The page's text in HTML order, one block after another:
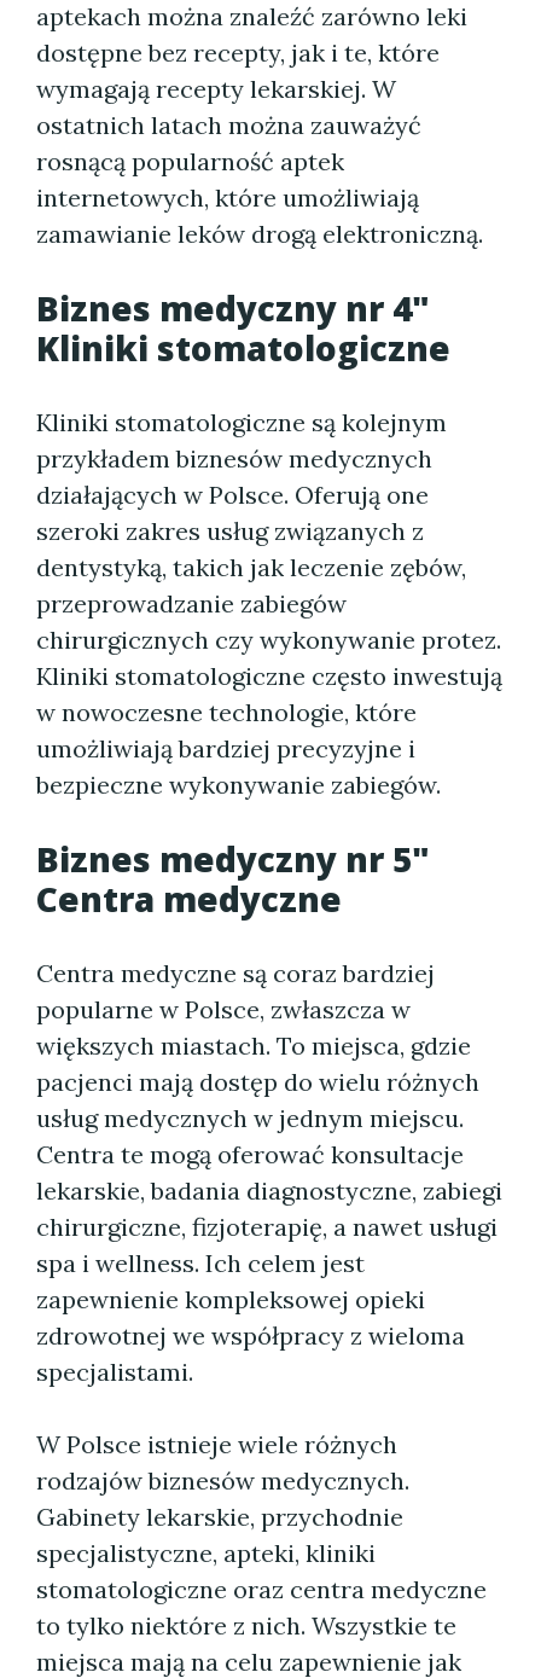
aptekach można znaleźć zarówno leki
dostępne bez recepty, jak i te, które
wymagają recepty lekarskiej. W
ostatnich latach można zauważyć
rosnącą popularność aptek
internetowych, które umożliwiają
zamawianie leków drogą elektroniczną.
Biznes medyczny nr 4"
Kliniki stomatologiczne
Kliniki stomatologiczne są kolejnym
przykładem biznesów medycznych
działających w Polsce. Oferują one
szeroki zakres usług związanych z
dentystyką, takich jak leczenie zębów,
przeprowadzanie zabiegów
chirurgicznych czy wykonywanie protez.
Kliniki stomatologiczne często inwestują
w nowoczesne technologie, które
umożliwiają bardziej precyzyjne i
bezpieczne wykonywanie zabiegów.
Biznes medyczny nr 5"
Centra medyczne
Centra medyczne są coraz bardziej
popularne w Polsce, zwłaszcza w
większych miastach. To miejsca, gdzie
pacjenci mają dostęp do wielu różnych
usług medycznych w jednym miejscu.
Centra te mogą oferować konsultacje
lekarskie, badania diagnostyczne, zabiegi
chirurgiczne, fizjoterapię, a nawet usługi
spa i wellness. Ich celem jest
zapewnienie kompleksowej opieki
zdrowotnej we współpracy z wieloma
specjalistami.
W Polsce istnieje wiele różnych
rodzajów biznesów medycznych.
Gabinety lekarskie, przychodnie
specjalistyczne, apteki, kliniki
stomatologiczne oraz centra medyczne
to tylko niektóre z nich. Wszystkie te
miejsca mają na celu zapewnienie jak